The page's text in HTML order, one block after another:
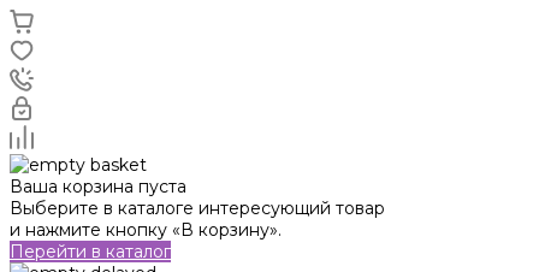
Ваша корзина пуста
Выберите в каталоге интересующий товар
и нажмите кнопку «В корзину».
Перейти в каталог